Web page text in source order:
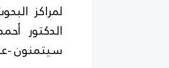
لمراكز
الدكتور
سيتمنون -